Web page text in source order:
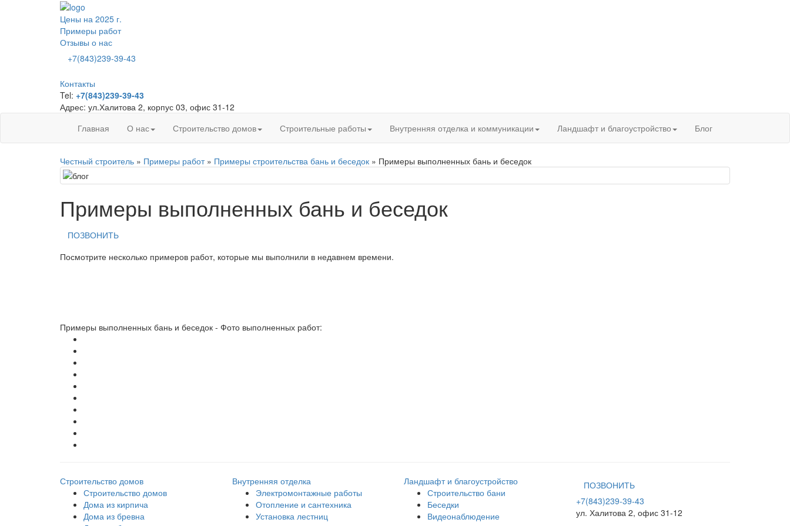
Цены на 2025 г.
Примеры работ
Отзывы о нас
+7(843)239-39-43
Контакты
Tel: +7(843)239-39-43
Адрес: ул.Халитова 2, корпус 03, офис 31-12
Главная
О нас Строительство домов Строительные работы Внутренняя отделка и коммуникации Ландшафт и благоустройство Блог
Честный строитель » Примеры работ» Примеры строительства бань и беседок » Примеры выполненных бань и беседок
Примеры выполненных бань и беседок
ПОЗВОНИТЬ
Посмотрите несколько примеров работ, которые мы выполнили в недавнем времени.
Примеры выполненных бань и беседок - Фото выполненных работ:
Строительство домов
Строительство домов
Дома из кирпича
Дома из бревна
Внутренняя отделка
Электромонтажные работы
Отопление и сантехника
Установка лестниц
Ландшафт и благоустройство
Строительство бани
Беседки
Видеонаблюдение
ПОЗВОНИТЬ
+7(843)239-39-43
ул. Халитова 2, офис 31-12